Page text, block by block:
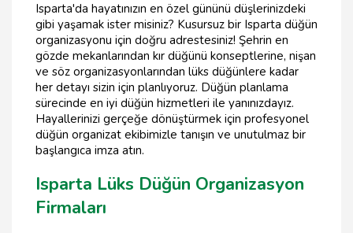
Isparta'da hayatınızın en özel gününü düşlerinizdeki
gibi yaşamak ister misiniz? Kusursuz bir Isparta düğün
organizasyonu için doğru adrestesiniz! Şehrin en
gözde mekanlarından kır düğünü konseptlerine, nişan
ve söz organizasyonlarından lüks düğünlere kadar
her detayı sizin için planlıyoruz. Düğün planlama
sürecinde en iyi düğün hizmetleri ile yanınızdayız.
Hayallerinizi gerçeğe dönüştürmek için profesyonel
düğün organizat ekibimizle tanışın ve unutulmaz bir
başlangıca imza atın.
Isparta Lüks Düğün Organizasyon
Firmaları